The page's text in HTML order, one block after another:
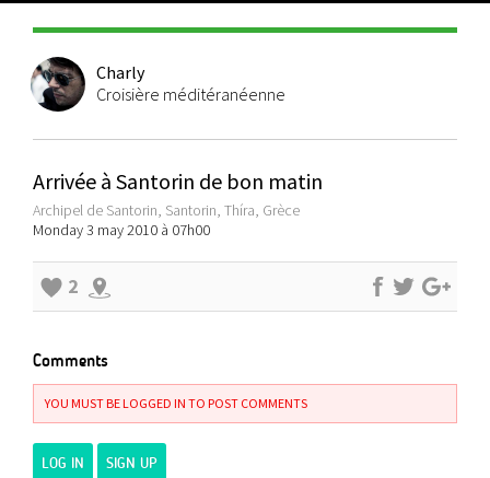
Charly
Croisière méditéranéenne
Arrivée à Santorin de bon matin
Archipel de Santorin, Santorin, Thíra, Grèce
Monday 3 may 2010 à 07h00
2
Comments
YOU MUST BE LOGGED IN TO POST COMMENTS
LOG IN SIGN UP